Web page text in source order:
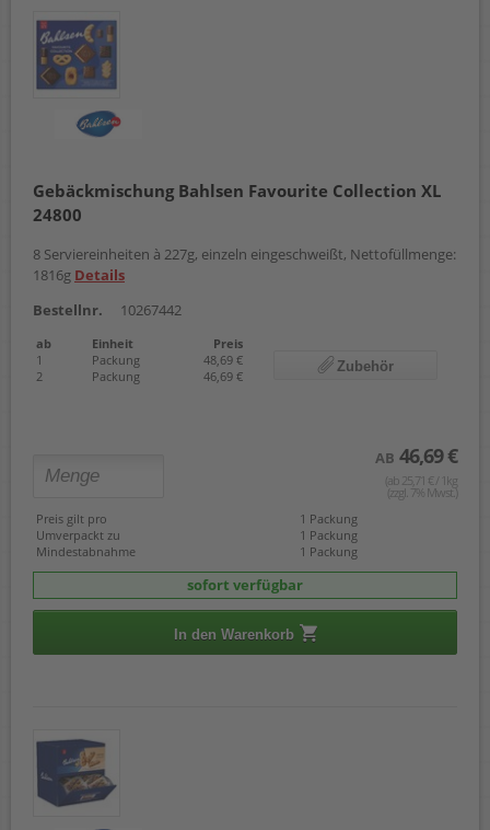
Gebäckmischung Bahlsen Favourite Collection XL
24800
8 Serviereinheiten à 227g, einzeln eingeschweißt, Nettofüllmenge:
1816g Details
Bestellnr.
10267442
ab Einheit
Preis
1
Packung
48,69 €
2
Packung 46,69 €
Zubehör
AB 46,69 €
(ab 25,71 € / 1kg
(zzgl. 7% Mwst.)
Preis gilt pro
1 Packung
Umverpackt zu
1 Packung
Mindestabnahme
1 Packung
sofort verfügbar
In den Warenkorb